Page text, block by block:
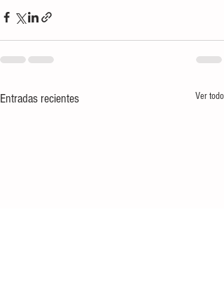
Entradas recientes Ver todo